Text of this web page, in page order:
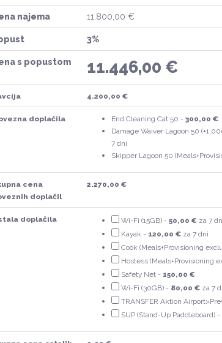
najema 11.800,00 €
3%
s popustom 11.446,00 €
4.200,00 €
doplačila End Cleaning Cat 50 - 300,00 €
Damage Waiver Lagoon 50
7 dni
Skipper Lagoon 50
cena
doplačil
2.270,00 €
doplačila Wi-Fi (15GB) - 50,00 €za 7
Kayak - 120,00 €za 7 dni
Cook (Meals+Provisioning
Hostess (Meals+Provisioning
Safety Net - 150,00 €
Wi-Fi (30GB) - 80,00 €za 7
TRANSFER Aktion
SUP (Stand-Up Paddleboard) -